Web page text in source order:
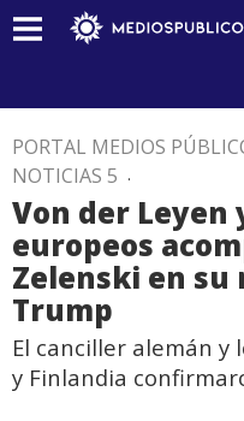
PORTAL MEDIOS
NOTICIAS 5 .
Von der
europeos
Zelenski en su
Trump
El canciller alemán y
y Finlandia